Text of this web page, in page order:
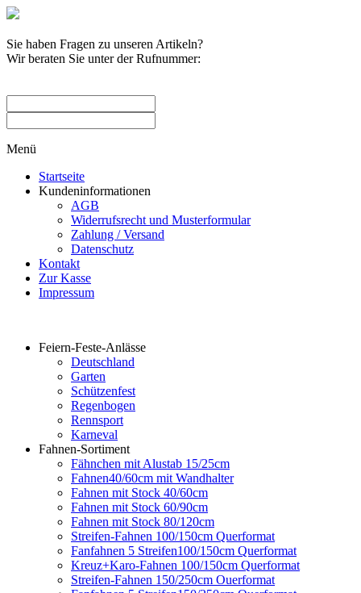
Sie haben Fragen zu unseren Artikeln?
Wir beraten Sie unter der Rufnummer:
Menü
Startseite
Kundeninformationen
AGB
Widerrufsrecht und Musterformular
Zahlung / Versand
Datenschutz
Kontakt
Zur Kasse
Impressum
Feiern-Feste-Anlässe
Deutschland
Garten
Schützenfest
Regenbogen
Rennsport
Karneval
Fahnen-Sortiment
Fähnchen mit Alustab 15/25cm
Fahnen40/60cm mit Wandhalter
Fahnen mit Stock 40/60cm
Fahnen mit Stock 60/90cm
Fahnen mit Stock 80/120cm
Streifen-Fahnen 100/150cm Querformat
Fanfahnen 5 Streifen100/150cm Querformat
Kreuz+Karo-Fahnen 100/150cm Querformat
Streifen-Fahnen 150/250cm Ouerformat